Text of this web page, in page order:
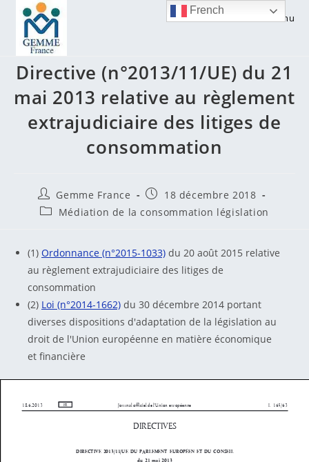
content
Menu
La mise en oeuvre de la
Directive (n°2013/11/UE) du 21
mai 2013 relative au règlement
extrajudiciaire des litiges de
consommation
Auteur/autrice
de
la
Gemme France
Publication
18 décembre 2018
PostMédiation de la consommation législation
(1) Ordonnance (n°2015-1033) du 20 août 2015 relative
au règlement extrajudiciaire des litiges de
consommation
(2) Loi (n°2014-1662) du 30 décembre 2014 portant
diverses dispositions d'adaptation de la législation au
droit de l'Union européenne en matière économique
et financière
French